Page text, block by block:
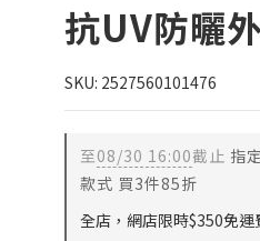
抗UV防曬
SKU: 2527560101476
至08/30 16:00截止 指
款式 買3件85折
全店，網店限時$350免運